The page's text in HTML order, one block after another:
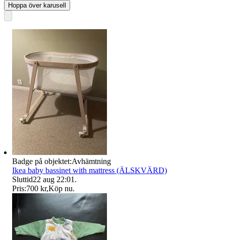
Hoppa över karusell
Badge på objektet:Avhämtning
Ikea baby bassinet with mattress (ÄLSKVÄRD)
Sluttid22 aug 22:01 .
Pris:700 kr,Köp nu.